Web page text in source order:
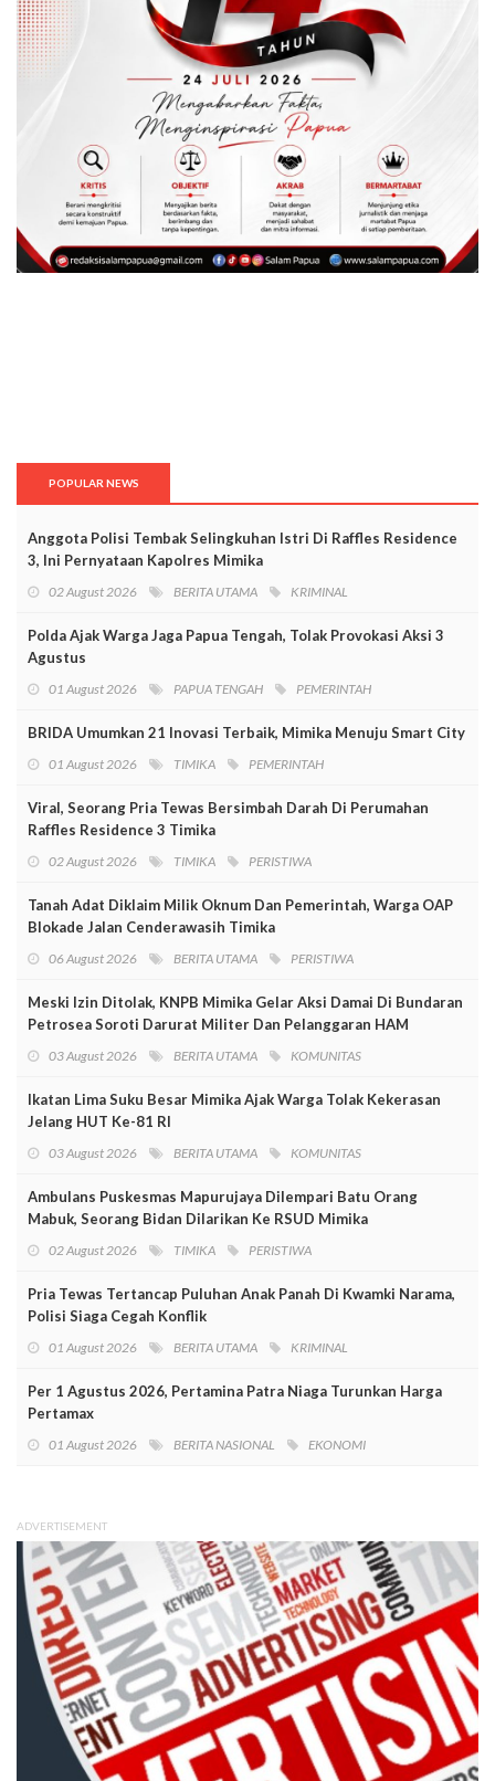
POPULAR NEWS
Anggota Polisi Tembak Selingkuhan Istri Di Raffles Residence
3, Ini Pernyataan Kapolres Mimika
02 August 2026 BERITA UTAMA KRIMINAL
Polda Ajak Warga Jaga Papua Tengah, Tolak Provokasi Aksi 3
Agustus
01 August 2026 PAPUA TENGAH PEMERINTAH
BRIDA Umumkan 21 Inovasi Terbaik, Mimika Menuju Smart City
01 August 2026 TIMIKA PEMERINTAH
Viral, Seorang Pria Tewas Bersimbah Darah Di Perumahan
Raffles Residence 3 Timika
02 August 2026 TIMIKA PERISTIWA
Tanah Adat Diklaim Milik Oknum Dan Pemerintah, Warga OAP
Blokade Jalan Cenderawasih Timika
06 August 2026 BERITA UTAMA PERISTIWA
Meski Izin Ditolak, KNPB Mimika Gelar Aksi Damai Di Bundaran
Petrosea Soroti Darurat Militer Dan Pelanggaran HAM
03 August 2026 BERITA UTAMA KOMUNITAS
Ikatan Lima Suku Besar Mimika Ajak Warga Tolak Kekerasan
Jelang HUT Ke-81 RI
03 August 2026 BERITA UTAMA KOMUNITAS
Ambulans Puskesmas Mapurujaya Dilempari Batu Orang
Mabuk, Seorang Bidan Dilarikan Ke RSUD Mimika
02 August 2026 TIMIKA PERISTIWA
Pria Tewas Tertancap Puluhan Anak Panah Di Kwamki Narama,
Polisi Siaga Cegah Konflik
01 August 2026 BERITA UTAMA KRIMINAL
Per 1 Agustus 2026, Pertamina Patra Niaga Turunkan Harga
Pertamax
01 August 2026 BERITA NASIONAL EKONOMI
ADVERTISEMENT